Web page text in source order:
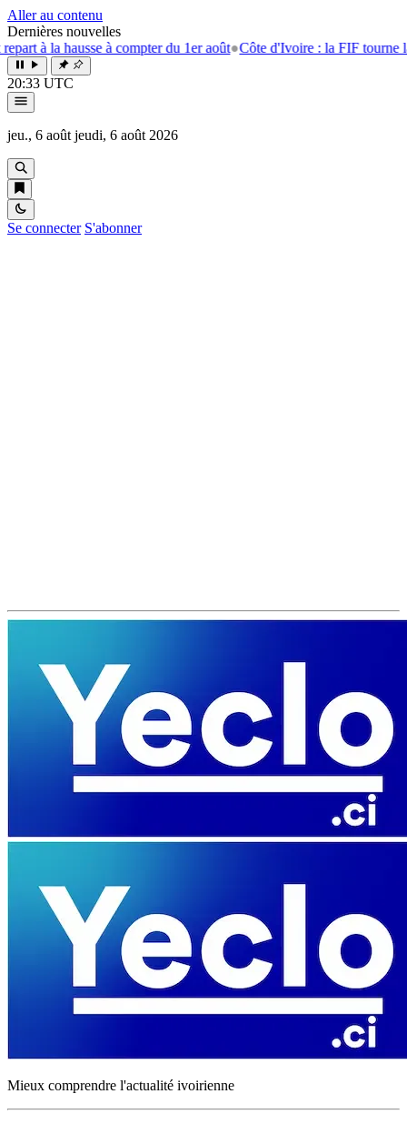
Aller au contenu
Dernières nouvelles
hausse à compter du 1er août●Côte d'Ivoire : la FIF tourne la page
20:33 UTC
jeu., 6 août jeudi, 6 août 2026
Se connecter S'abonner
Mieux comprendre l'actualité ivoirienne